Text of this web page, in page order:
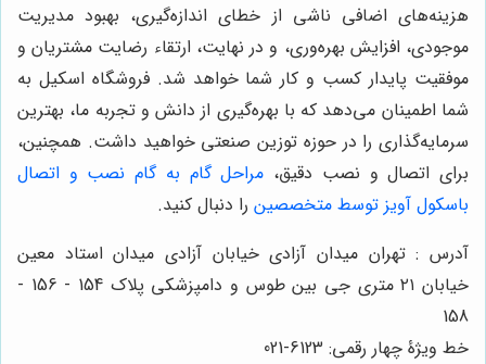
هزینه‌های اضافی ناشی از خطای اندازه‌گیری، بهبود مدیریت
موجودی، افزایش بهره‌وری، و در نهایت، ارتقاء رضایت مشتریان و
موفقیت پایدار کسب و کار شما خواهد شد. فروشگاه اسکیل به
شما اطمینان می‌دهد که با بهره‌گیری از دانش و تجربه ما، بهترین
سرمایه‌گذاری را در حوزه توزین صنعتی خواهید داشت. همچنین،
برای اتصال و نصب دقیق، مراحل گام به گام نصب و اتصال
باسکول آویز توسط متخصصین را دنبال کنید.
آدرس : تهران میدان آزادی خیابان آزادی میدان استاد معین
خیابان ۲۱ متری جی بین طوس و دامپزشکی پلاک 154 - 156 -
158
خط ویژۀ چهار رقمی: 6123-021